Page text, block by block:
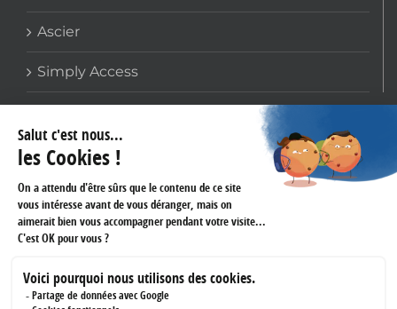
Ascier
Simply Access
COORDONNÉES
159 avenue Gallieni
93170 BAGNOLET
Téléphone :
01 60 43 61 45